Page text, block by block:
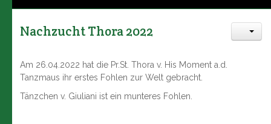
Nachzucht Thora 2022
Am 26.04.2022 hat die Pr.St. Thora v. His Moment a.d.
Tanzmaus ihr erstes Fohlen zur Welt gebracht.
Tänzchen v. Giuliani ist ein munteres Fohlen.